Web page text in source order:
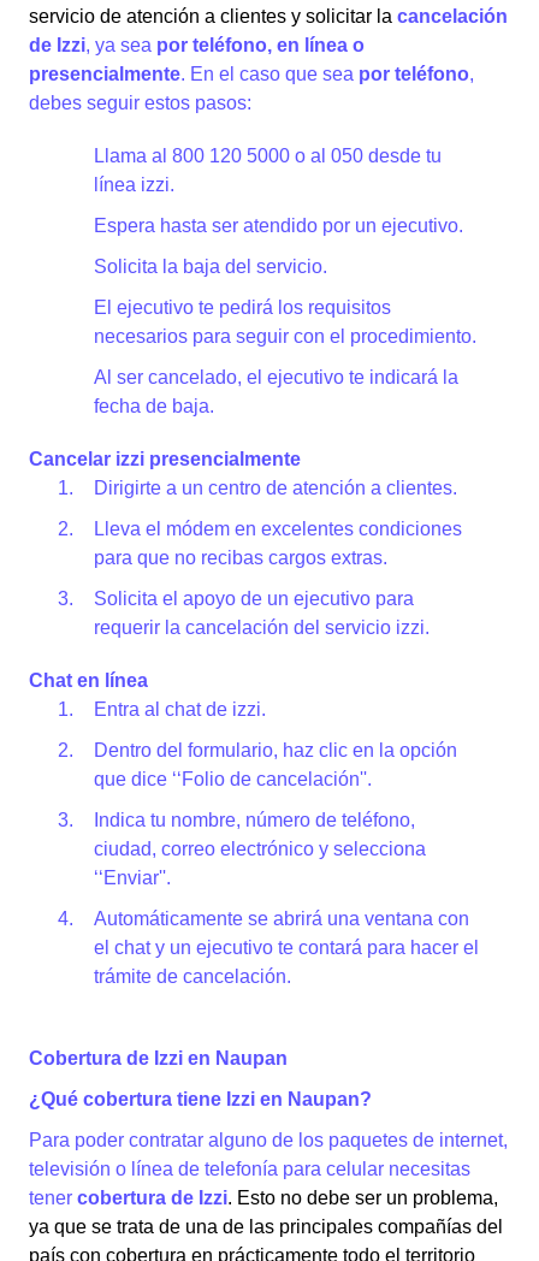
servicio de atención a clientes y solicitar la cancelación
de Izzi, ya sea por teléfono, en línea o
presencialmente. En el caso que sea por teléfono,
debes seguir estos pasos:
Llama al 800 120 5000 o al 050 desde tu
línea izzi.
Espera hasta ser atendido por un ejecutivo.
Solicita la baja del servicio.
El ejecutivo te pedirá los requisitos
necesarios para seguir con el procedimiento.
Al ser cancelado, el ejecutivo te indicará la
fecha de baja.
Cancelar izzi presencialmente
Dirigirte a un centro de atención a clientes.
Lleva el módem en excelentes condiciones
para que no recibas cargos extras.
Solicita el apoyo de un ejecutivo para
requerir la cancelación del servicio izzi.
Chat en línea
Entra al chat de izzi.
Dentro del formulario, haz clic en la opción
que dice ‘‘Folio de cancelación''.
Indica tu nombre, número de teléfono,
ciudad, correo electrónico y selecciona
‘‘Enviar''.
Automáticamente se abrirá una ventana con
el chat y un ejecutivo te contará para hacer el
trámite de cancelación.
Cobertura de Izzi en Naupan
¿Qué cobertura tiene Izzi en Naupan?
Para poder contratar alguno de los paquetes de internet,
televisión o línea de telefonía para celular necesitas
tener cobertura de Izzi. Esto no debe ser un problema,
ya que se trata de una de las principales compañías del
país con cobertura en prácticamente todo el territorio